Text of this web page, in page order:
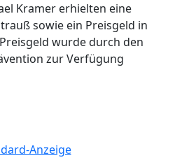
Kramer erhielten eine
sowie ein Preisgeld in
wurde durch den
zur Verfügung